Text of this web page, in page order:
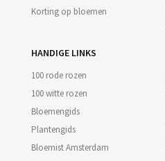
Korting op bloemen
HANDIGE LINKS
100 rode rozen
100 witte rozen
Bloemengids
Plantengids
Bloemist Amsterdam